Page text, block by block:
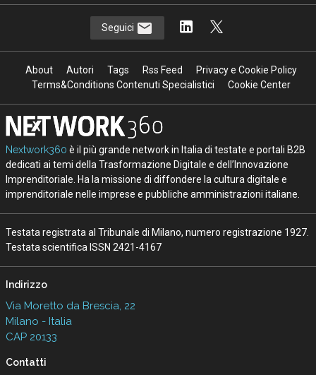
Seguici
About Autori Tags Rss Feed
Privacy e Cookie Policy
Terms&Conditions Contenuti Specialistici
Cookie Center
Nextwork360 è il più grande network in Italia di testate e portali B2B
dedicati ai temi della Trasformazione Digitale e dell’Innovazione
Imprenditoriale. Ha la missione di diffondere la cultura digitale e
imprenditoriale nelle imprese e pubbliche amministrazioni italiane.
Testata registrata al Tribunale di Milano, numero registrazione 1927.
Testata scientifica ISSN 2421-4167
Indirizzo
Via Moretto da Brescia, 22
Milano - Italia
CAP 20133
Contatti